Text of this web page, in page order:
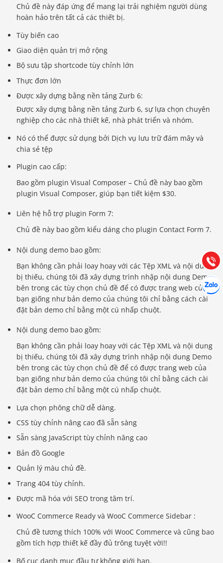
Chủ đề này đáp ứng để mang lại trải nghiệm người dùng
hoàn hảo trên tất cả các thiết bị.
Tùy biến cao
Giao diện quản trị mở rộng
Bộ sưu tập shortcode tùy chỉnh lớn
Thực đơn lớn
Được xây dựng bằng nền tảng Zurb 6:
Được xây dựng bằng nền tảng Zurb 6, sự lựa chọn chuyên
nghiệp cho các nhà thiết kế, nhà phát triển và nhóm.
Nó có thể được sử dụng bởi Dịch vụ lưu trữ đám mây và
chia sẻ tệp
Plugin cao cấp:
Bao gồm plugin Visual Composer – Chủ đề này bao gồm
plugin Visual Composer, giúp bạn tiết kiệm $30.
Liên hệ hỗ trợ plugin Form 7:
Chủ đề này bao gồm kiểu dáng cho plugin Contact Form 7.
Nội dung demo bao gồm:
Bạn không cần phải loay hoay với các Tệp XML và nội dung
bị thiếu, chúng tôi đã xây dựng trình nhập nội dung Demo
bên trong các tùy chọn chủ đề để có được trang web của
bạn giống như bản demo của chúng tôi chỉ bằng cách cài
đặt bản demo chỉ bằng một cú nhấp chuột.
Nội dung demo bao gồm:
Bạn không cần phải loay hoay với các Tệp XML và nội dung
bị thiếu, chúng tôi đã xây dựng trình nhập nội dung Demo
bên trong các tùy chọn chủ đề để có được trang web của
bạn giống như bản demo của chúng tôi chỉ bằng cách cài
đặt bản demo chỉ bằng một cú nhấp chuột.
Lựa chọn phông chữ dễ dàng.
CSS tùy chỉnh nâng cao đã sẵn sàng
Sẵn sàng JavaScript tùy chỉnh nâng cao
Bản đồ Google
Quản lý màu chủ đề.
Trang 404 tùy chỉnh.
Được mã hóa với SEO trong tâm trí.
WooC Commerce Ready và WooC Commerce Sidebar :
Chủ đề tương thích 100% với WooC Commerce và cũng bao
gồm tích hợp thiết kế đầy đủ trông tuyệt vời!!
Bố cục danh mục đầu tư không giới hạn.
Gọi
Báo giá & Đặt hàng:
(028) 22.166.144
Chát
Hợp tác